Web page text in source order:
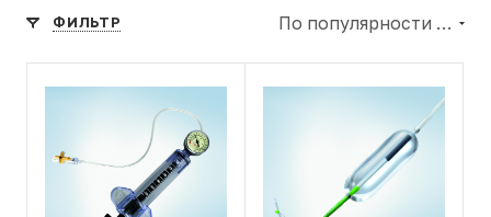
ФИЛЬТР По популярности (убывание)